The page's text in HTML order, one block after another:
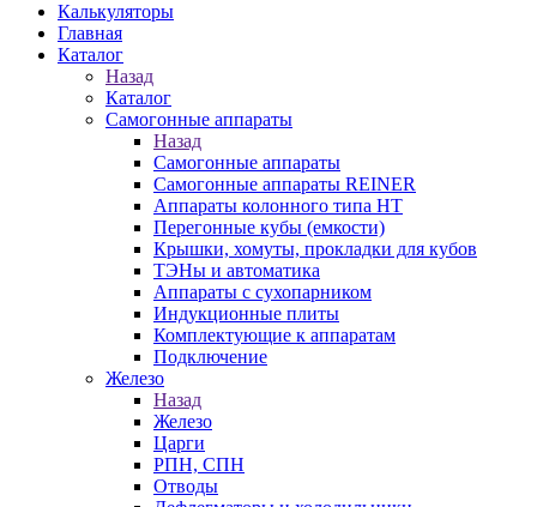
Калькуляторы
Главная
Каталог
Назад
Каталог
Самогонные аппараты
Назад
Самогонные аппараты
Самогонные аппараты REINER
Аппараты колонного типа НТ
Перегонные кубы (емкости)
Крышки, хомуты, прокладки для кубов
ТЭНы и автоматика
Аппараты с сухопарником
Индукционные плиты
Комплектующие к аппаратам
Подключение
Железо
Назад
Железо
Царги
РПН, СПН
Отводы